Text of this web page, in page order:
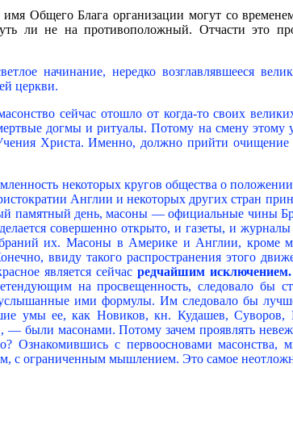
Общего Блага организации могут со
ли не на противоположный. Отчасти это
начинание, нередко возглавлявшееся
церкви.
сейчас отошло от когда-то своих
догмы и ритуалы. Потому на смену этому
Христа. Именно, должно прийти очищение
некоторых кругов общества о
Англии и некоторых других стран
памятный день, масоны — официальные чины
совершенно открыто, и газеты, и
их. Масоны в Америке и Англии, кроме
ввиду такого распространения этого
является сейчас редчайшим исключением.
на просвещенность, следовало бы
ими формулы. Им следовало бы
умы ее, как Новиков, кн. Кудашев, Суворов,
были масонами. Потому зачем проявлять
Ознакомившись с первоосновами масонства,
с ограниченным мышлением. Это самое